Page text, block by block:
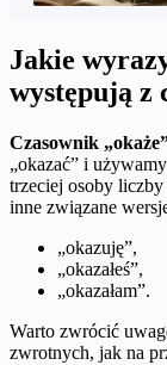
Jakie
występują z
Czasownik
„okazać” i
trzeciej osoby
inne związane
„okazuję”,
„okazałeś”,
„okazałam”.
Warto zwrócić
zwrotnych, jak na